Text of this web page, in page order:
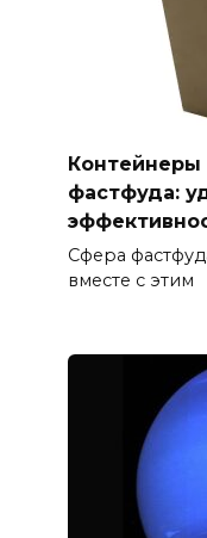
Контейнеры
фастфуда:
Сфера
вместе с этим